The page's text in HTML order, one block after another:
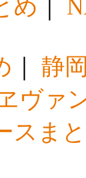
め
静
ヴァ
スま